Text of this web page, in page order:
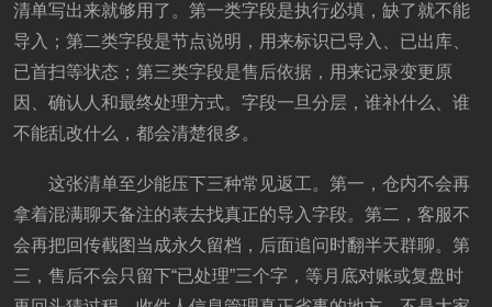
清单写出来就够用了。第一类字段是执行必填，缺了就不能
导入；第二类字段是节点说明，用来标识已导入、已出库、
已首扫等状态；第三类字段是售后依据，用来记录变更原
因、确认人和最终处理方式。字段一旦分层，谁补什么、谁
不能乱改什么，都会清楚很多。
这张清单至少能压下三种常见返工。第一，仓内不会再
拿着混满聊天备注的表去找真正的导入字段。第二，客服不
会再把回传截图当成永久留档，后面追问时翻半天群聊。第
三，售后不会只留下“已处理”三个字，等月底对账或复盘时